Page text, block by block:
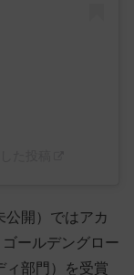
公開）ではアカ
ールデングロー
ィ部門）を受賞